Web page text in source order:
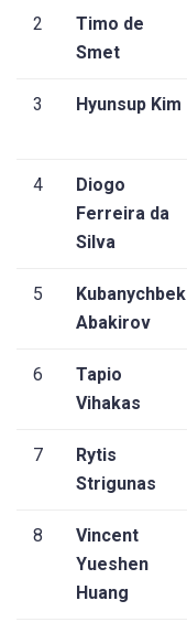
2
Timo de
Smet
3 Hyunsup Kim
4
Diogo
Ferreira da
Silva
5
Kubanychbek
Abakirov
6
Tapio
Vihakas
7
Rytis
Strigunas
8
Vincent
Yueshen
Huang